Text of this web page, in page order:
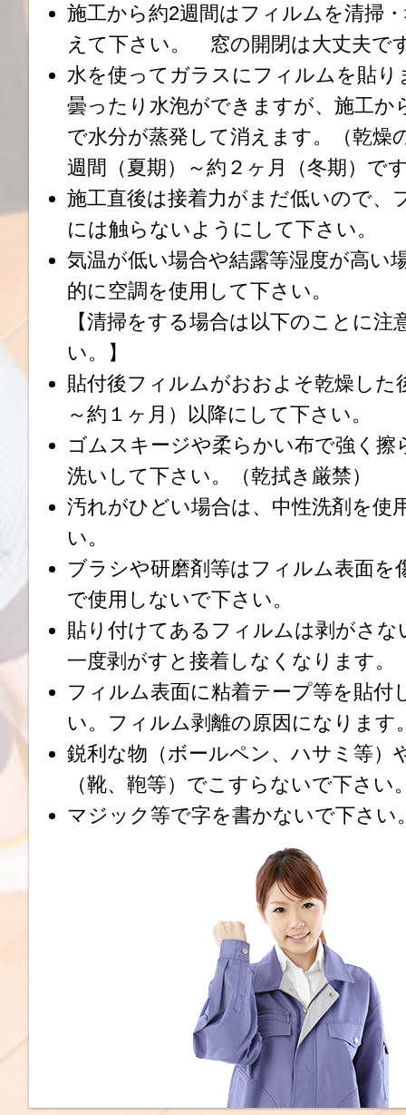
施工から約2週間はフィルムを清掃
えて下さい。 窓の開閉は大丈夫で
水を使ってガラスにフィルムを貼り
曇ったり水泡ができますが、 施工か
で水分が蒸発して消えます。（乾燥
週間（夏期）～約２ヶ月（冬期）で
施工直後は接着力がまだ低いので、
には触らないようにして下さい。
気温が低い場合や結露等湿度が高い
的に空調を使用して下さい。
【清掃をする場合は以下のことに注
い。】
貼付後フィルムがおおよそ乾燥した
～約１ヶ月）以降にして下さい。
ゴムスキージや柔らかい布で強く擦
洗いして下さい。（乾拭き厳禁）
汚れがひどい場合は、中性洗剤を使
い。
ブラシや研磨剤等はフィルム表面を
で使用しないで下さい。
貼り付けてあるフィルムは剥がさな
一度剥がすと接着しなくなります。
フィルム表面に粘着テープ等を貼付
い。フィルム剥離の原因になります
鋭利な物（ボールペン、ハサミ等）
（靴、鞄等）でこすらないで下さい
マジック等で字を書かないで下さい